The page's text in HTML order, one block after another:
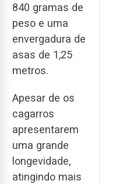
840 gramas de
peso e uma
envergadura de
asas de 1,25
metros.
Apesar de os
cagarros
apresentarem
uma grande
longevidade,
atingindo mais